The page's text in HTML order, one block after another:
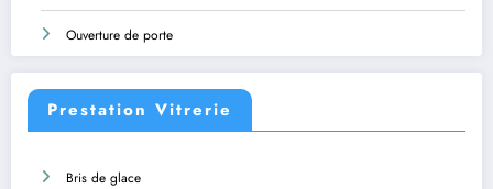
Ouverture de porte
Prestation Vitrerie
Bris de glace